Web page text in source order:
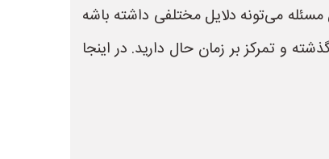
می‌تونه دلایل مختلفی داشته باشه
و تمرکز بر زمان حال دارید. در اینجا